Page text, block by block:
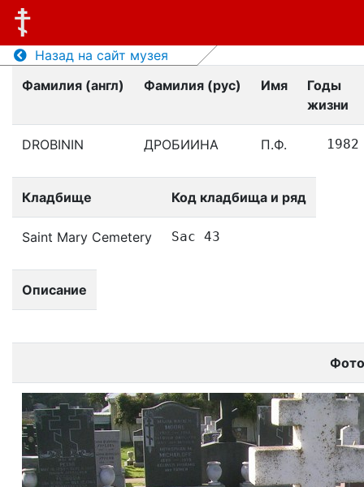
Назад на сайт музея
Фамилия (англ)
Фамилия (рус) Имя
Годы
жизни
DROBININ ДРОБИИНА П.Ф. 1982
Кладбище Код кладбища и ряд
Saint Mary Cemetery Sac 43
Описание
Фото